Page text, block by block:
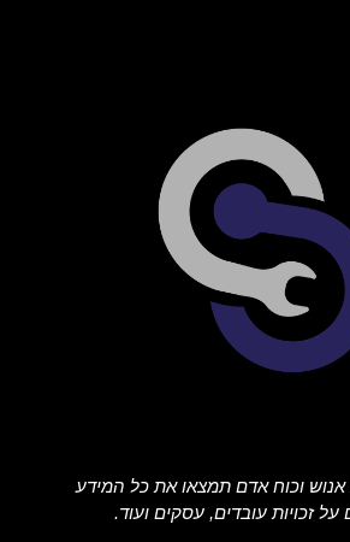
וכוח אדם תמצאו את כל המידע
על זכויות עובדים, עסקים ועוד.